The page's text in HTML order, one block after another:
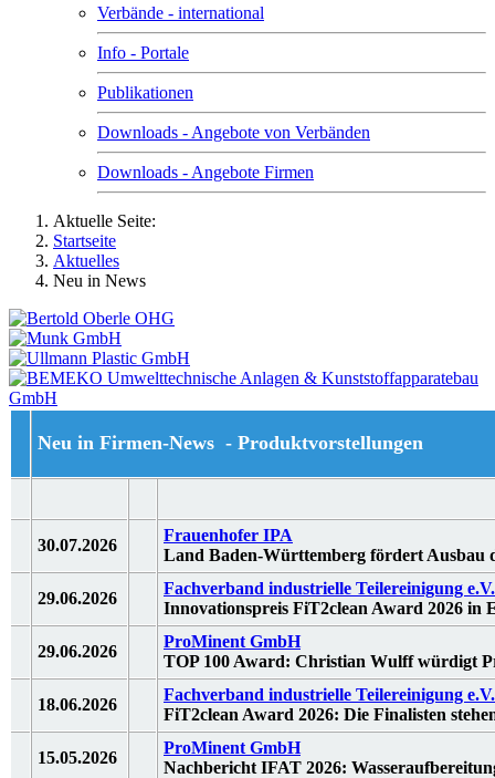
Verbände - international
Info - Portale
Publikationen
Downloads - Angebote von Verbänden
Downloads - Angebote Firmen
Aktuelle Seite:
Startseite
Aktuelles
Neu in News
Neu in Firmen-News - Produktvorstellungen
30.07.2026
Frauenhofer IPA
Land Baden-Württemberg fördert Ausbau
29.06.2026
Fachverband industrielle Teilereinigung
Innovationspreis FiT2clean Award 2026 in
29.06.2026
ProMinent GmbH
TOP 100 Award: Christian Wulff würdigt
18.06.2026
Fachverband industrielle Teilereinigung
FiT2clean Award 2026: Die Finalisten
15.05.2026
ProMinent GmbH
Nachbericht IFAT 2026: